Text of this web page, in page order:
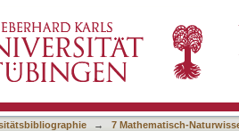
→ 7 Mathematisch-